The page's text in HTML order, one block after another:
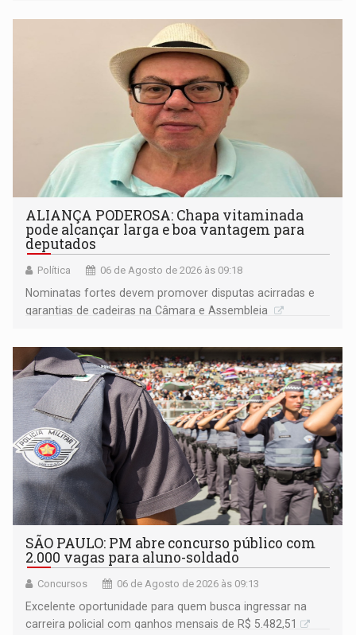
ALIANÇA PODEROSA: Chapa vitaminada
pode alcançar larga e boa vantagem para
deputados
Política 06 de Agosto de 2026 às 09:18
Nominatas fortes devem promover disputas acirradas e
garantias de cadeiras na Câmara e Assembleia
SÃO PAULO: PM abre concurso público com
2.000 vagas para aluno-soldado
Concursos 06 de Agosto de 2026 às 09:13
Excelente oportunidade para quem busca ingressar na
carreira policial com ganhos mensais de R$ 5.482,51